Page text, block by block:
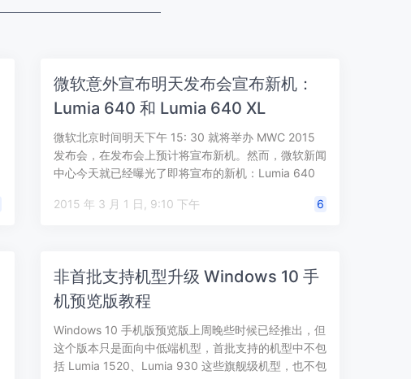
微软意外宣布明天发布会宣布新机：
Lumia 640 和 Lumia 640 XL
微软北京时间明天下午 15: 30 就将举办 MWC 2015
发布会，在发布会上预计将宣布新机。然而，微软新闻
中心今天就已经曝光了即将宣布的新机：Lumia 640
2015 年 3 月 1 日, 9:10 下午
6
非首批支持机型升级 Windows 10 手
机预览版教程
Windows 10 手机版预览版上周晚些时候已经推出，但
这个版本只是面向中低端机型，首批支持的机型中不包
括 Lumia 1520、Lumia 930 这些旗舰级机型，也不包